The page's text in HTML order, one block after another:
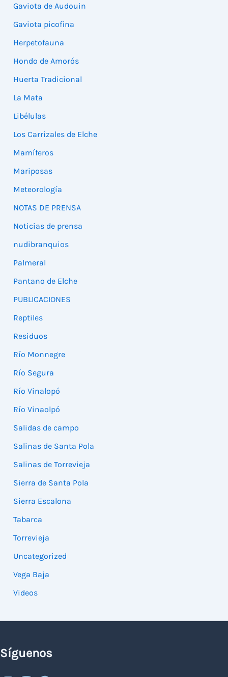
Gaviota de Audouin
Gaviota picofina
Herpetofauna
Hondo de Amorós
Huerta Tradicional
La Mata
Libélulas
Los Carrizales de Elche
Mamíferos
Mariposas
Meteorología
NOTAS DE PRENSA
Noticias de prensa
nudibranquios
Palmeral
Pantano de Elche
PUBLICACIONES
Reptiles
Residuos
Río Monnegre
Río Segura
Río Vinalopó
Río Vinaolpó
Salidas de campo
Salinas de Santa Pola
Salinas de Torrevieja
Sierra de Santa Pola
Sierra Escalona
Tabarca
Torrevieja
Uncategorized
Vega Baja
Videos
Síguenos